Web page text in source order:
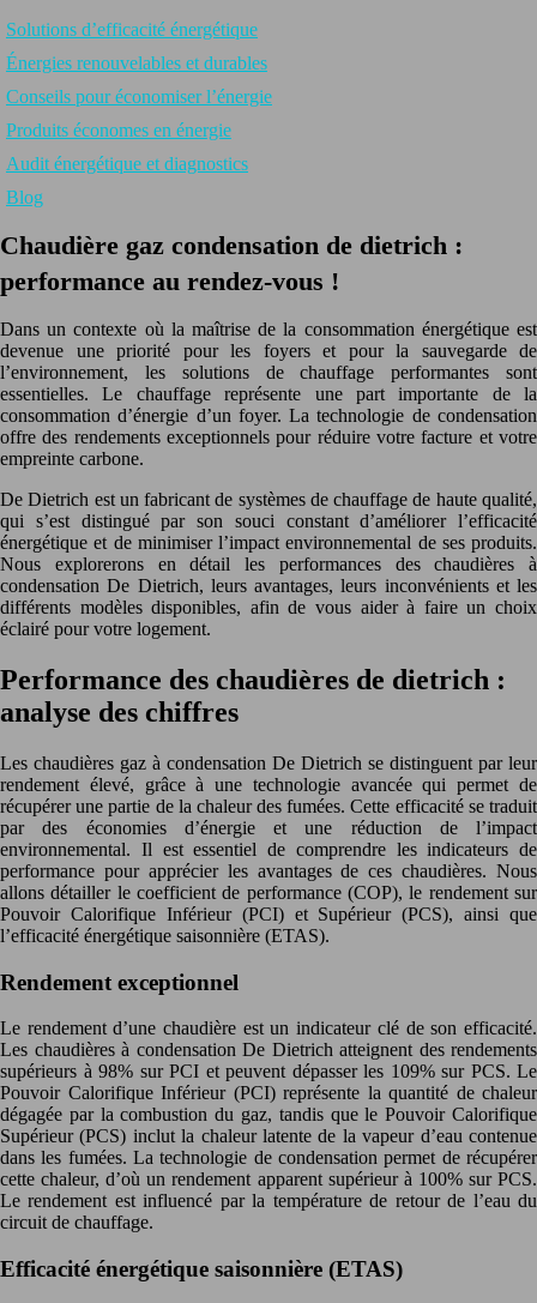
Solutions d’efficacité énergétique
Énergies renouvelables et durables
Conseils pour économiser l’énergie
Produits économes en énergie
Audit énergétique et diagnostics
Blog
Chaudière gaz condensation de dietrich :
performance au rendez-vous !
Dans un contexte où la maîtrise de la consommation énergétique est
devenue une priorité pour les foyers et pour la sauvegarde de
l’environnement, les solutions de chauffage performantes sont
essentielles. Le chauffage représente une part importante de la
consommation d’énergie d’un foyer. La technologie de condensation
offre des rendements exceptionnels pour réduire votre facture et votre
empreinte carbone.
De Dietrich est un fabricant de systèmes de chauffage de haute qualité,
qui s’est distingué par son souci constant d’améliorer l’efficacité
énergétique et de minimiser l’impact environnemental de ses produits.
Nous explorerons en détail les performances des chaudières à
condensation De Dietrich, leurs avantages, leurs inconvénients et les
différents modèles disponibles, afin de vous aider à faire un choix
éclairé pour votre logement.
Performance des chaudières de dietrich :
analyse des chiffres
Les chaudières gaz à condensation De Dietrich se distinguent par leur
rendement élevé, grâce à une technologie avancée qui permet de
récupérer une partie de la chaleur des fumées. Cette efficacité se traduit
par des économies d’énergie et une réduction de l’impact
environnemental. Il est essentiel de comprendre les indicateurs de
performance pour apprécier les avantages de ces chaudières. Nous
allons détailler le coefficient de performance (COP), le rendement sur
Pouvoir Calorifique Inférieur (PCI) et Supérieur (PCS), ainsi que
l’efficacité énergétique saisonnière (ETAS).
Rendement exceptionnel
Le rendement d’une chaudière est un indicateur clé de son efficacité.
Les chaudières à condensation De Dietrich atteignent des rendements
supérieurs à 98% sur PCI et peuvent dépasser les 109% sur PCS. Le
Pouvoir Calorifique Inférieur (PCI) représente la quantité de chaleur
dégagée par la combustion du gaz, tandis que le Pouvoir Calorifique
Supérieur (PCS) inclut la chaleur latente de la vapeur d’eau contenue
dans les fumées. La technologie de condensation permet de récupérer
cette chaleur, d’où un rendement apparent supérieur à 100% sur PCS.
Le rendement est influencé par la température de retour de l’eau du
circuit de chauffage.
Efficacité énergétique saisonnière (ETAS)